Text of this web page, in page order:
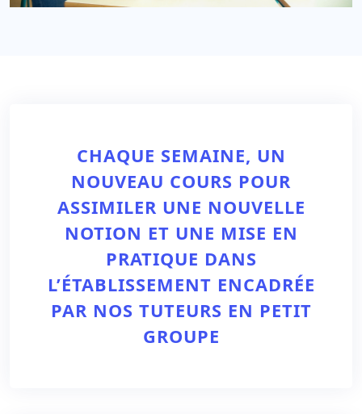
CHAQUE SEMAINE, UN
NOUVEAU COURS POUR
ASSIMILER UNE NOUVELLE
NOTION ET UNE MISE EN
PRATIQUE DANS
L’ÉTABLISSEMENT ENCADRÉE
PAR NOS TUTEURS EN PETIT
GROUPE